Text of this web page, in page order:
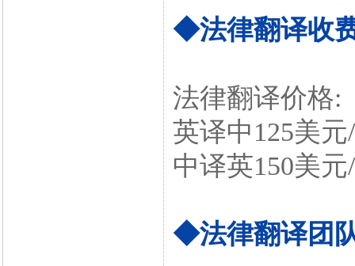
◆法律翻译收
法律翻译价格:
英译中125美元
中译英150美元
◆法律翻译团